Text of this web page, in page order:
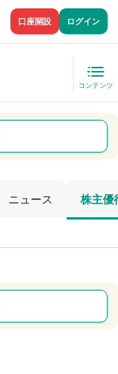
口座開設 ログイン
コンテンツ
ニュース 株主優